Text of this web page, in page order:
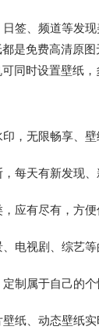
签、频道等发
是免费高清原
同时设置壁纸
，无限畅享、壁
每天有新发现、
应有尽有，方便
电视剧、综艺等
制属于自己的个
纸、动态壁纸实